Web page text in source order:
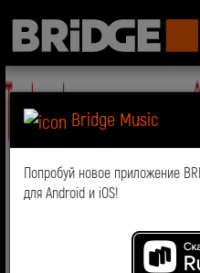
Bridge Music
Попробуй новое приложение
для Android и iOS!